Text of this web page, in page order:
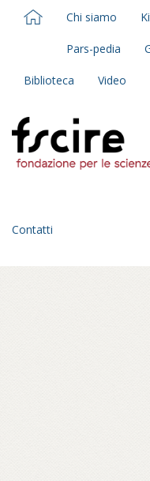
Chi siamo
Pars-pedia
Biblioteca Video
Contatti